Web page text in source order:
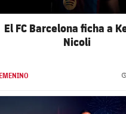
El FC Barcelona ficha a
Nicoli